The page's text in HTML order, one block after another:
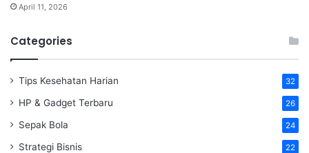
April 11, 2026
Categories
Tips Kesehatan Harian 32
HP & Gadget Terbaru 26
Sepak Bola 24
Strategi Bisnis 22